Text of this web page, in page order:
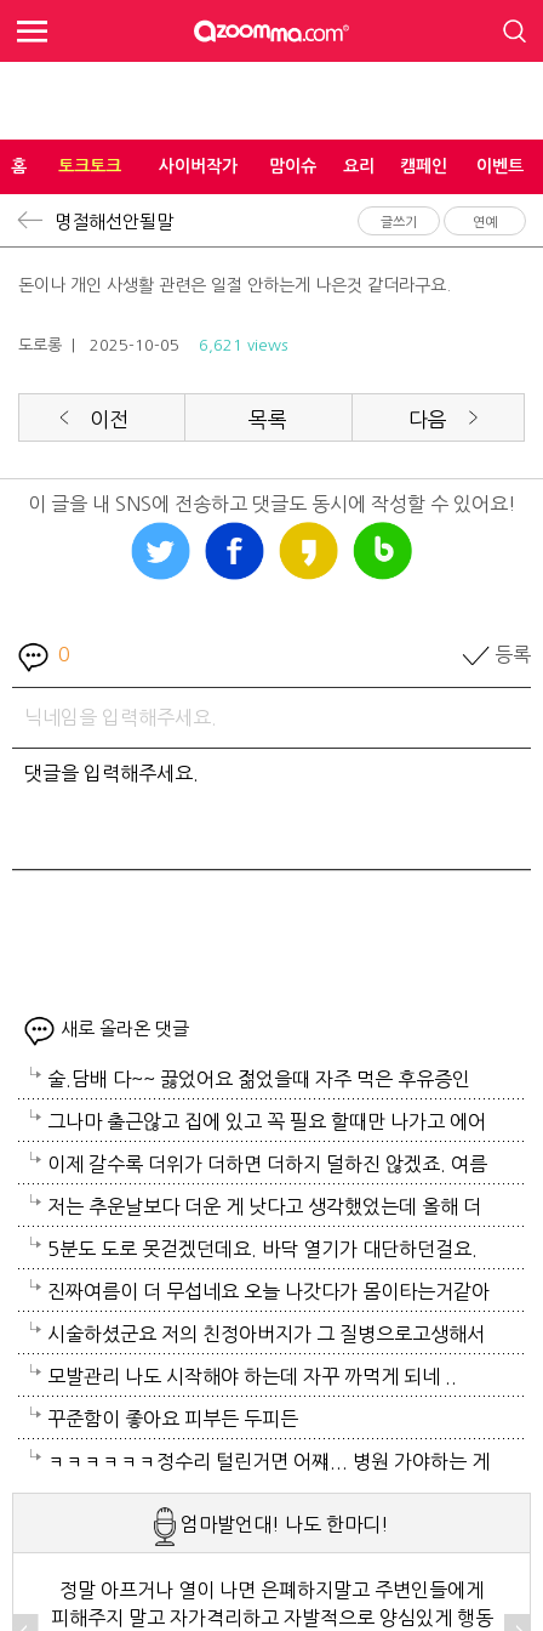
홈 토크토크 사이버작가 맘이슈 요리 캠페인 이벤트
명절해선안될말 글쓰기 연예
돈이나 개인 사생활 관련은 일절 안하는게 나은것 같더라구요.
도로롱 | 2025-10-05 6,621 views
이전 목록 다음
이 글을 내 SNS에 전송하고 댓글도 동시에 작성할 수 있어요!
0 등록
새로 올라온 댓글
술.담배 다~~ 끓었어요 젊었을때 자주 먹은 후유증인
가? 나이먹어서 생고생중 입니다 ㅠㅠㅠㅠ
그나마 출근않고 집에 있고 꼭 필요 할때만 나가고 에어
컨 켜고 있으니 그나마 잘 견디고 있네요 이렇게 에어컨
이 가열되면 지구 온도는 더 올라 갈 것이고 전력은 더
모자날것이고 악순환이죠 그러게요 이제는 변압기 과부
하로 정전이 될까봐 제일 무섭기도 합니다
이제 갈수록 더위가 더하면 더하지 덜하진 않겠죠. 여름
만 없음 좋겠어요. 여름이 무서워요.ㅎ 겨울엔 추움 옷
이래도 껴입고 집에 가만있음 되는데 ..여름은 집을나가
기가 겁나요. 장대비가 한바탕 퍼부움 좋겠네요.
저는 추운날보다 더운 게 낫다고 생각했었는데 올해 더
위는 난생처음 겪는 거라 적응이 안되네요. 제발 비가 쏟
아져서 기온이 내려가면 좋겠어요.
5분도 도로 못걷겠던데요. 바닥 열기가 대단하던걸요.
지하도로 들어가서 병원근처서 또다시 지상으로 올라와
병원갔네요. 두군데를 가느라고 어제그랬죠. 엔간하면
밖에 나가지마요. 쓰러져요.ㅎ쿠팡에서 배달시키고 집
에있는걸로 저도 해결하네요. 처서가 23일이네요. 비좀
왔음 좋겠어요.근대 당분간 비소식이 없더라구요. 내일
부터 중부지방은 더위가 좀 주춤한다 일기예보서 그러
긴하데요. 좀만 참으면 되겠지요. 에어컨 없는집 어찌사
나 몰라요. 서울 봉천동 아파트엔 전기나가고 물도안나
진짜여름이 더 무섭네요 오늘 나갓다가 몸이타는거같아
택시타고 왔어요 당분간 안나가야겠어요 처서가 되면
햇빛도 덜따갑고 더위도 한풀꺽이던데 이러다가 여름나
라로 변할수도 있겠어요 쿠팡에 바람나오는 팬달린 조
끼팔던데 그거는 오래는 사용이안되겠지요 태풍이라도
불어 이 열기를 식혀주먼 좋겠어요 살다가 태풍기다리
기는 처음이네요
시술하셨군요 저의 친정아버지가 그 질병으로고생해서
저도 좀 압니다 남자들이 나이먹음 잘 걸리는병이죠 여
자들이 방광염에 자주 걸리듯이 그병도 재발이 잦은편
이여서 조심하셔야 할거에요 남편분 술 좋아하시나요
보통 술많이 드시는분이 오는 질병인데 저의 아버지가
술고래였거든요
모발관리 나도 시작해야 하는데 자꾸 까먹게 되네 ..
꾸준함이 좋아요 피부든 두피든
ㅋㅋㅋㅋㅋㅋ정수리 털린거면 어쨰... 병원 가야하는 게
엄마발언대! 나도 한마디!
정말 아프거나 열이 나면 은폐하지말고 주변인들에게
피해주지 말고 자가격리하고 자발적으로 양심있게 행동